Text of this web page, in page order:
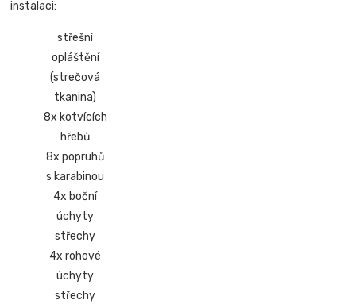
instalaci:
střešní
opláštění
(strečová
tkanina)
8x kotvících
hřebů
8x popruhů
s karabinou
4x boční
úchyty
střechy
4x rohové
úchyty
střechy